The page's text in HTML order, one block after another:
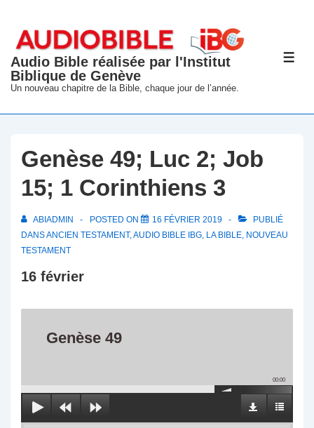
passer
contenu
principal
Audio Bible réalisée par l'Institut
Biblique de Genève
Un nouveau chapitre de la Bible, chaque jour de l’année.
Genèse 49; Luc 2; Job
15; 1 Corinthiens 3
ABIADMIN POSTED ON 16 FÉVRIER 2019
PUBLIÉ
DANSANCIEN TESTAMENT,AUDIO BIBLE IBG, LA BIBLE, NOUVEAU
TESTAMENT
16 février
Genèse 49
00:00